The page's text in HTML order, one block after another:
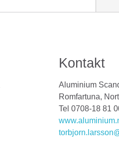
Kontakt
Aluminium
Romfartuna,
Tel 0708-18 81